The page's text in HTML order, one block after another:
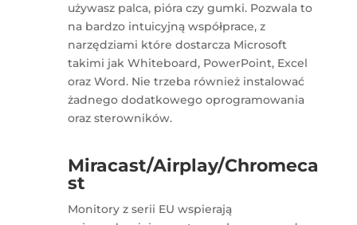
używasz palca, pióra czy gumki. Pozwala to
na bardzo intuicyjną współprace, z
narzędziami które dostarcza Microsoft
takimi jak Whiteboard, PowerPoint, Excel
oraz Word. Nie trzeba również instalować
żadnego dodatkowego oprogramowania
oraz sterowników.
Miracast/Airplay/Chromeca
st
Monitory z serii EU wspierają